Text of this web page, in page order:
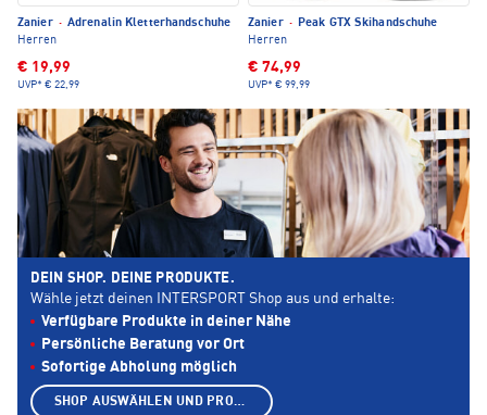
Zanier · Adrenalin Kletterhandschuhe
Herren
€ 19,99
UVP* € 22,99
Zanier ·
Peak GTX Skihandschuhe
Herren
€ 74,99
UVP* € 99,99
DEIN SHOP. DEINE PRODUKTE.
Wähle jetzt deinen INTERSPORT Shop aus und erhalte:
Verfügbare Produkte in deiner Nähe
Persönliche Beratung vor Ort
Sofortige Abholung möglich
SHOP AUSWÄHLEN UND PRODUKTE ANZEIGEN